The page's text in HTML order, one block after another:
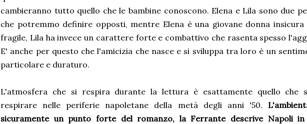
cambieranno tutto quello che le bambine conoscono. Elena e Lila sono due
che potremmo definire opposti, mentre Elena è una giovane donna insicura
fragile, Lila ha invece un carattere forte e combattivo che rasenta spesso
E' anche per questo che l'amicizia che nasce e si sviluppa tra loro è un
particolare e duraturo.
L'atmosfera che si respira durante la lettura è esattamente quello che
respirare nelle periferie napoletane della metà degli anni '50.
sicuramente un punto forte del romanzo, la Ferrante descrive Napoli in